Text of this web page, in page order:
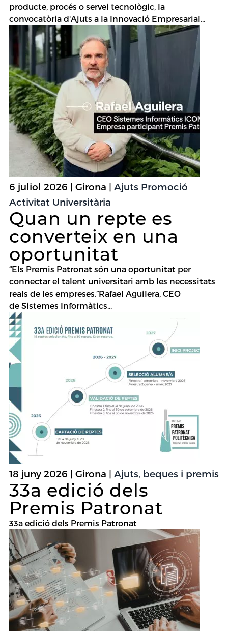
producte, procés o servei tecnològic, la
convocatòria d'Ajuts a la Innovació Empresarial...
6 juliol 2026 | Girona | Ajuts Promoció
Activitat Universitària
Quan un repte es
converteix en una
oportunitat
“Els Premis Patronat són una oportunitat per
connectar el talent universitari amb les necessitats
reals de les empreses.”Rafael Aguilera, CEO
de Sistemes Informàtics...
18 juny 2026 | Girona | Ajuts, beques i premis
33a edició dels
Premis Patronat
33a edició dels Premis Patronat